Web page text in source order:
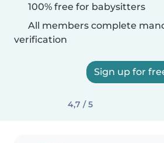
100% free for babysitters
All members complete
verification
Sign up for
4,7 / 5